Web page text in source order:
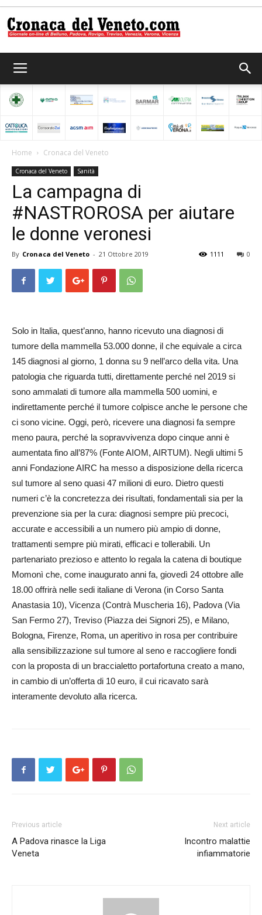
del
Home Cronaca del Veneto
Cronaca del Veneto Sanità
La campagna di
#NASTROROSA per aiutare
le donne veronesi
By Cronaca del Veneto - 21 Ottobre 2019 0
1111
Solo in Italia, quest’anno, hanno ricevuto una diagnosi di
tumore della mammella 53.000 donne, il che equivale a circa
145 diagnosi al giorno, 1 donna su 9 nell’arco della vita. Una
patologia che riguarda tutti, direttamente perché nel 2019 si
sono ammalati di tumore alla mammella 500 uomini, e
indirettamente perché il tumore colpisce anche le persone che
ci sono vicine. Oggi, però, ricevere una diagnosi fa sempre
meno paura, perché la sopravvivenza dopo cinque anni è
aumentata fino all’87% (Fonte AIOM, AIRTUM). Negli ultimi 5
anni Fondazione AIRC ha messo a disposizione della ricerca
sul tumore al seno quasi 47 milioni di euro. Dietro questi
numeri c’è la concretezza dei risultati, fondamentali sia per la
prevenzione sia per la cura: diagnosi sempre più precoci,
accurate e accessibili a un numero più ampio di donne,
trattamenti sempre più mirati, efficaci e tollerabili. Un
partenariato prezioso e attento lo regala la catena di boutique
Momonì che, come inaugurato anni fa, giovedì 24 ottobre alle
18.00 offrirà nelle sedi italiane di Verona (in Corso Santa
Anastasia 10), Vicenza (Contrà Muscheria 16), Padova (Via
San Fermo 27), Treviso (Piazza dei Signori 25), e Milano,
Bologna, Firenze, Roma, un aperitivo in rosa per contribuire
alla sensibilizzazione sul tumore al seno e raccogliere fondi
con la proposta di un braccialetto portafortuna creato a mano,
in cambio di un’offerta di 10 euro, il cui ricavato sarà
interamente devoluto alla ricerca.
Previous article
A Padova rinasce la Liga
Veneta
Next article
Incontro malattie
infiammatorie